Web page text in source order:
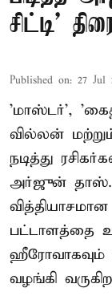
சிட்டி'
Published on: 27 Jul
'மாஸ்டர்',
வில்லன்
நடித்து
அர்ஜுன் தாஸ்.
பட்டாளத்தை
ஹீரோவாகவும்
வழங்கி